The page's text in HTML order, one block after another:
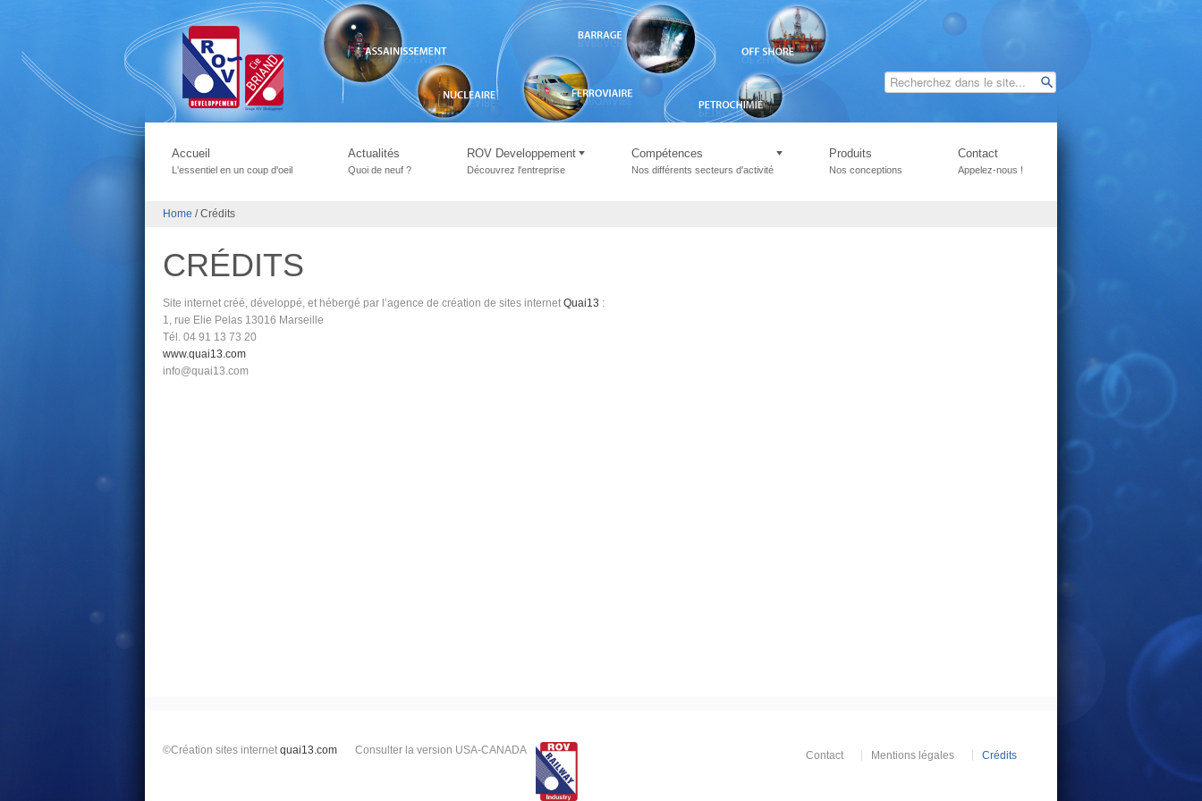
Accueil
L'essentiel en un coup d'oeil
Actualités
Quoi de neuf ?
ROV Developpement
Découvrez l'entreprise
Compétences
Nos différents secteurs d'activité
Produits
Nos conceptions
Contact
Appelez-nous !
Home /Crédits
CRÉDITS
Site internet créé, développé, et hébergé par l’agence de création de sites internet Quai13 :
1, rue Elie Pelas 13016 Marseille
Tél. 04 91 13 73 20
www.quai13.com
info@quai13.com
©Création sites internet quai13.com Consulter la version USA-CANADA Contact Mentions légales Crédits